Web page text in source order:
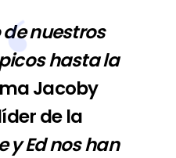
de nuestros
hasta la
Jacoby
de la
y Ed nos han